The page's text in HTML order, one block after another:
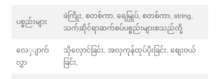
ပစ္စည်းများ
ဖဲကြိုး, စတစ်ကာ, ရေမြှုပ်, စတစ်ကာ, string,
သက်ဆိုင်ရာဆက်စပ်ပစ္စည်းများစသည်တို့
လေှျာက်
လွှာ
သိုလှောင်ခြင်း, အလှကုန်ထုပ်ပိုးခြင်း, စျေးဝယ်
ခြင်း,